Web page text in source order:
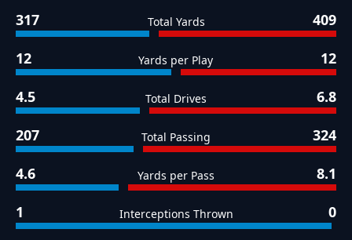
317 Total Yards 409
12 Yards per Play 12
4.5 Total Drives 6.8
207 Total Passing 324
4.6 Yards per Pass 8.1
1 Interceptions Thrown 0